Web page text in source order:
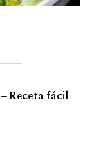
Receta fácil